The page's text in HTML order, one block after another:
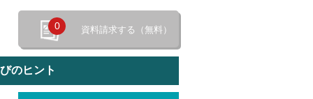
0 資料請求する（無料）
のヒント